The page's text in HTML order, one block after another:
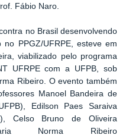
Fábio Naro.
no Brasil desenvolvendo
PPGZ/UFRPE, esteve em
viabilizado pelo programa
UFRPE com a UFPB, sob
Ribeiro. O evento também
Manoel Bandeira de
Edilson Paes Saraiva
Celso Bruno de Oliveira
Maria Norma Ribeiro